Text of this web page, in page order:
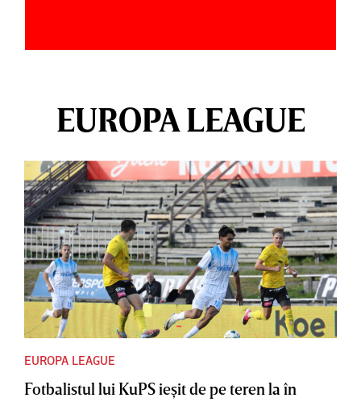
EUROPA LEAGUE
EUROPA LEAGUE
Fotbalistul lui KuPS ieşit de pe teren la în